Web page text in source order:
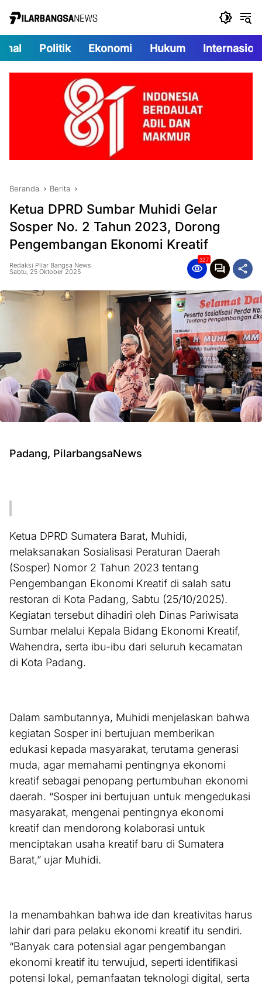
Politik Ekonomi Hukum
Beranda Berita
Ketua DPRD Sumbar Muhidi Gelar
Sosper No. 2 Tahun 2023, Dorong
Pengembangan Ekonomi Kreatif
Redaksi Pilar Bangsa News
Sabtu, 25 Oktober 2025
327
Padang, PilarbangsaNews
Ketua DPRD Sumatera Barat, Muhidi,
melaksanakan Sosialisasi Peraturan Daerah
(Sosper) Nomor 2 Tahun 2023 tentang
Pengembangan Ekonomi Kreatif di salah satu
restoran di Kota Padang, Sabtu (25/10/2025).
Kegiatan tersebut dihadiri oleh Dinas Pariwisata
Sumbar melalui Kepala Bidang Ekonomi Kreatif,
Wahendra, serta ibu-ibu dari seluruh kecamatan
di Kota Padang.
Dalam sambutannya, Muhidi menjelaskan bahwa
kegiatan Sosper ini bertujuan memberikan
edukasi kepada masyarakat, terutama generasi
muda, agar memahami pentingnya ekonomi
kreatif sebagai penopang pertumbuhan ekonomi
daerah. “Sosper ini bertujuan untuk mengedukasi
masyarakat, mengenai pentingnya ekonomi
kreatif dan mendorong kolaborasi untuk
menciptakan usaha kreatif baru di Sumatera
Barat,” ujar Muhidi.
Ia menambahkan bahwa ide dan kreativitas harus
lahir dari para pelaku ekonomi kreatif itu sendiri.
“Banyak cara potensial agar pengembangan
ekonomi kreatif itu terwujud, seperti identifikasi
potensi lokal, pemanfaatan teknologi digital, serta